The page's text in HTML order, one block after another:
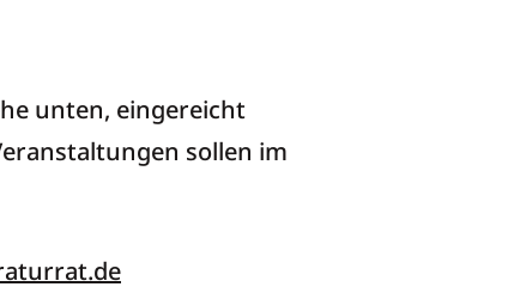
unten, eingereicht
sollen im